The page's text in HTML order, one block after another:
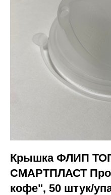
Крышка ФЛИП
СМАРТПЛАСТ
кофе", 50 штук/